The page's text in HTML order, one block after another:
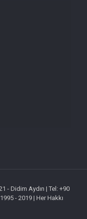
- Didim Aydın | Tel: +90
- 2019 | Her Hakkı